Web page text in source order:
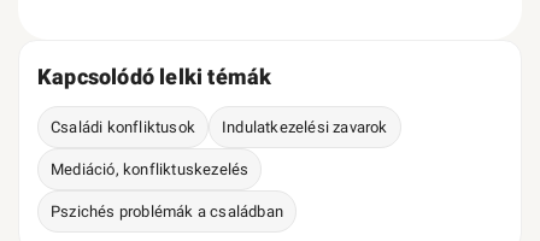
Kapcsolódó lelki témák
Családi konfliktusok Indulatkezelési zavarok
Mediáció, konfliktuskezelés
Pszichés problémák a családban